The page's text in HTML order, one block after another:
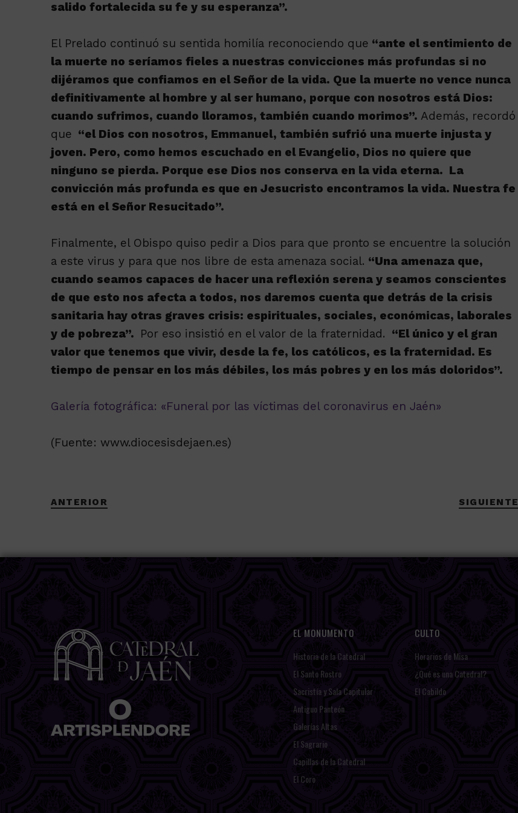
salido fortalecida su fe y su esperanza”.
El Prelado continuó su sentida homilía reconociendo que “ante el sentimiento de
la muerte no seríamos fieles a nuestras convicciones más profundas si no
dijéramos que confiamos en el Señor de la vida. Que la muerte no vence nunca
definitivamente al hombre y al ser humano, porque con nosotros está Dios:
cuando sufrimos, cuando lloramos, también cuando morimos”. Además, recordó
que “el Dios con nosotros, Emmanuel, también sufrió una muerte injusta y
joven. Pero, como hemos escuchado en el Evangelio, Dios no quiere que
ninguno se pierda. Porque ese Dios nos conserva en la vida eterna. La
convicción más profunda es que en Jesucristo encontramos la vida. Nuestra fe
está en el Señor Resucitado”.
Finalmente, el Obispo quiso pedir a Dios para que pronto se encuentre la solución
a este virus y para que nos libre de esta amenaza social. “Una amenaza que,
cuando seamos capaces de hacer una reflexión serena y seamos conscientes
de que esto nos afecta a todos, nos daremos cuenta que detrás de la crisis
sanitaria hay otras graves crisis: espirituales, sociales, económicas, laborales
y de pobreza”. Por eso insistió en el valor de la fraternidad. “El único y el gran
valor que tenemos que vivir, desde la fe, los católicos, es la fraternidad. Es
tiempo de pensar en los más débiles, los más pobres y en los más doloridos”.
Galería fotográfica: «Funeral por las víctimas del coronavirus en Jaén»
(Fuente: www.diocesisdejaen.es)
ANTERIOR SIGUIENTE
EL MONUMENTO
Historia de la Catedral
El Santo Rostro
Sacristía y Sala Capitular
Antiguo Panteón
Galerías Altas
El Sagrario
Capillas de la Catedral
El Coro
CULTO
Horarios de Misa
¿Qué es una Catedral?
El Cabildo